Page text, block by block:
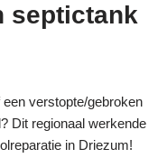
septictank
verstopte/gebroken
Dit regionaal werkende
in Driezum!